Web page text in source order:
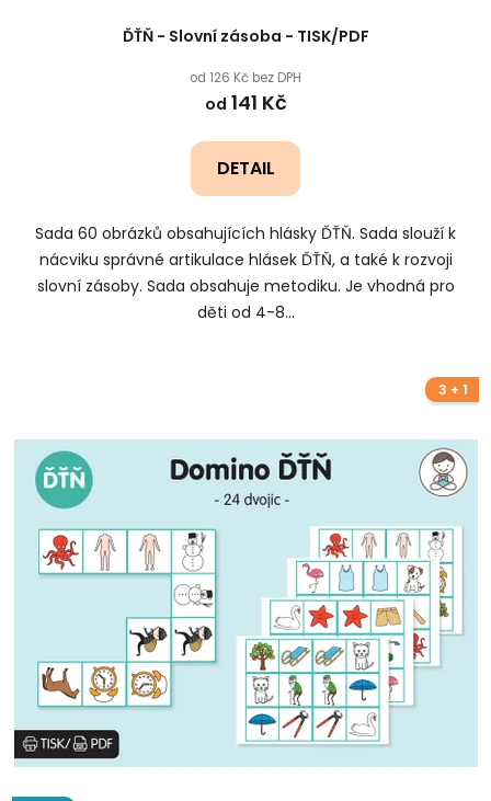
ĎŤŇ - Slovní zásoba - TISK/PDF
od 126 Kč bez DPH
od 141 Kč
DETAIL
Sada 60 obrázků obsahujících hlásky ĎŤŇ. Sada slouží k
nácviku správné artikulace hlásek ĎŤŇ, a také k rozvoji
slovní zásoby. Sada obsahuje metodiku. Je vhodná pro
děti od 4-8...
3 + 1